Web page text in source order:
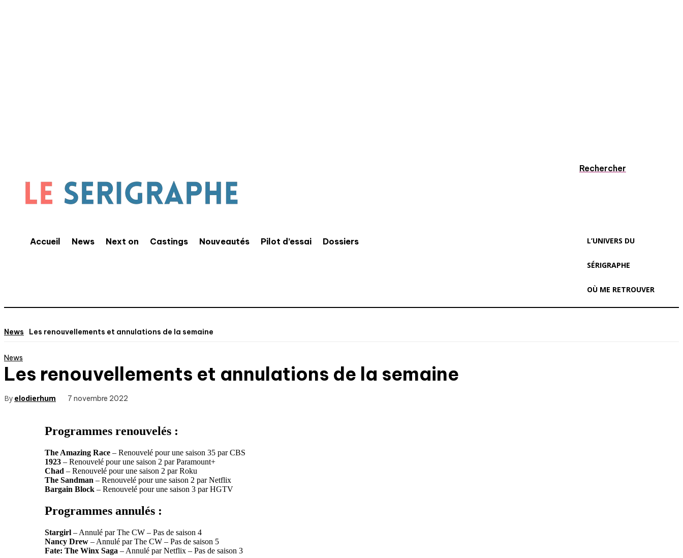
Accueil News Next on Castings Nouveautés Pilot d’essai Dossiers
Rechercher
L’UNIVERS DU
SÉRIGRAPHE
OÙ ME RETROUVER
News Les renouvellements et annulations de la semaine
News
Les renouvellements et annulations de la semaine
By elodierhum 7 novembre 2022
Programmes renouvelés :
The Amazing Race – Renouvelé pour une saison 35 par CBS
1923 – Renouvelé pour une saison 2 par Paramount+
Chad – Renouvelé pour une saison 2 par Roku
The Sandman – Renouvelé pour une saison 2 par Netflix
Bargain Block – Renouvelé pour une saison 3 par HGTV
Programmes annulés :
Stargirl – Annulé par The CW – Pas de saison 4
Nancy Drew – Annulé par The CW – Pas de saison 5
Fate: The Winx Saga – Annulé par Netflix – Pas de saison 3